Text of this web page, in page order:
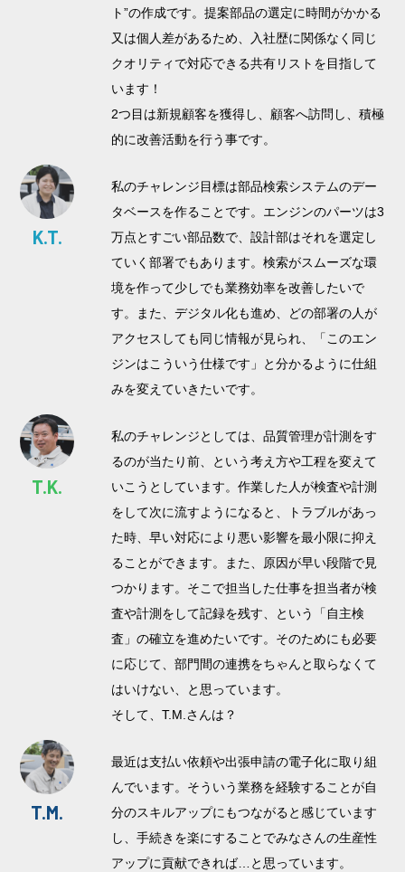
ト”の作成です。提案部品の選定に時間がかかる
又は個人差があるため、入社歴に関係なく同じ
クオリティで対応できる共有リストを目指して
います！
2つ目は新規顧客を獲得し、顧客へ訪問し、積極
的に改善活動を行う事です。
K.T.
私のチャレンジ目標は部品検索システムのデー
タベースを作ることです。エンジンのパーツは3
万点とすごい部品数で、設計部はそれを選定し
ていく部署でもあります。検索がスムーズな環
境を作って少しでも業務効率を改善したいで
す。また、デジタル化も進め、どの部署の人が
アクセスしても同じ情報が見られ、「このエン
ジンはこういう仕様です」と分かるように仕組
みを変えていきたいです。
T.K.
私のチャレンジとしては、品質管理が計測をす
るのが当たり前、という考え方や工程を変えて
いこうとしています。作業した人が検査や計測
をして次に流すようになると、トラブルがあっ
た時、早い対応により悪い影響を最小限に抑え
ることができます。また、原因が早い段階で見
つかります。そこで担当した仕事を担当者が検
査や計測をして記録を残す、という「自主検
査」の確立を進めたいです。そのためにも必要
に応じて、部門間の連携をちゃんと取らなくて
はいけない、と思っています。
そして、T.M.さんは？
T.M.
最近は支払い依頼や出張申請の電子化に取り組
んでいます。そういう業務を経験することが自
分のスキルアップにもつながると感じています
し、手続きを楽にすることでみなさんの生産性
アップに貢献できれば…と思っています。